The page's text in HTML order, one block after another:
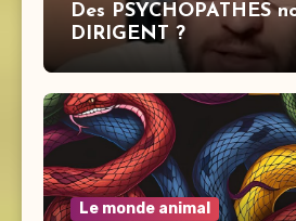
Des PSYCHOPATHES
DIRIGENT ?
Le monde animal